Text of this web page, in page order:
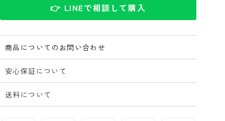
👉 LINEで相談して購入
商品についてのお問い合わせ
安心保証について
送料について